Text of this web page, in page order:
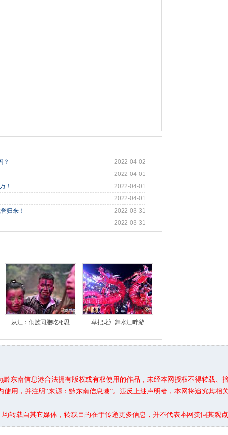
2022-04-02
？
2022-04-01
2022-04-01
！
2022-04-01
2022-03-31
归来！
2022-03-31
从江：侗族同胞吃相思 草把龙氵舞水江畔游
黔东南信息港合法拥有版权或有权使用的作品，未经本网授权不得转载、
用，并注明“来源：黔东南信息港”。违反上述声明者，本网将追究其相关
转载自其它媒体，转载目的在于传递更多信息，并不代表本网赞同其观点